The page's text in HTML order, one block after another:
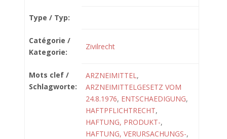
Type / Typ:
Catégorie /
Kategorie:
Zivilrecht
Mots clef /
Schlagworte:
ARZNEIMITTEL,
ARZNEIMITTELGESETZ VOM
24.8.1976, ENTSCHAEDIGUNG,
HAFTPFLICHTRECHT,
HAFTUNG, PRODUKT-,
HAFTUNG, VERURSACHUNGS-,